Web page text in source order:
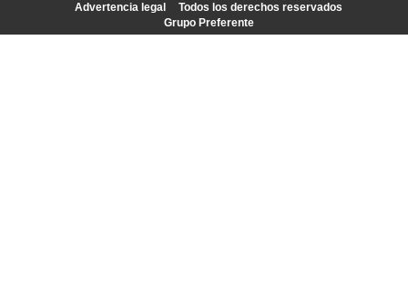
Advertencia legal
Todos los derechos reservados
Grupo Preferente